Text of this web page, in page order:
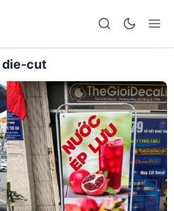
die-cut